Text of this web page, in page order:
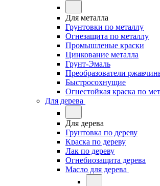
Для металла
Грунтовки по металлу
Огнезащита по металлу
Промышленые краски
Цинкование металла
Грунт-Эмаль
Преобразователи
Быстросохнущие
Огнестойкая краска по
Для дерева
Для дерева
Грунтовка по дереву
Краска по дереву
Лак по дереву
Огнебиозащита дерева
Масло для дерева